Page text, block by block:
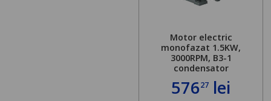
Motor electric
monofazat 1.5KW,
3000RPM, B3-1
condensator
57627 lei